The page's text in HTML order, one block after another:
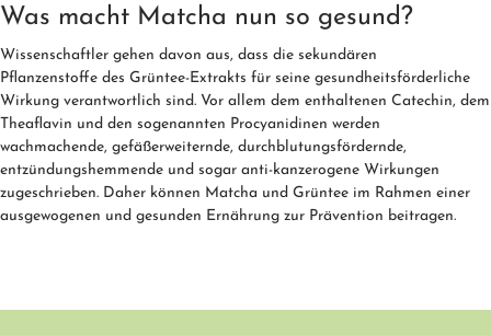
Was macht Matcha nun so gesund?
Wissenschaftler gehen davon aus, dass die sekundären
Pflanzenstoffe des Grüntee-Extrakts für seine gesundheitsförderliche
Wirkung verantwortlich sind. Vor allem dem enthaltenen Catechin, dem
Theaflavin und den sogenannten Procyanidinen werden
wachmachende, gefäßerweiternde, durchblutungsfördernde,
entzündungshemmende und sogar anti-kanzerogene Wirkungen
zugeschrieben. Daher können Matcha und Grüntee im Rahmen einer
ausgewogenen und gesunden Ernährung zur Prävention beitragen.